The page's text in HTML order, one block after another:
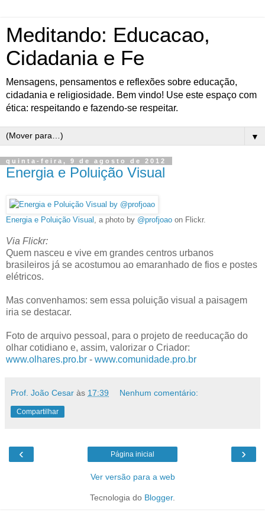
Meditando: Educacao,
Cidadania e Fe
Mensagens, pensamentos e reflexões sobre educação,
cidadania e religiosidade. Bem vindo! Use este espaço com
ética: respeitando e fazendo-se respeitar.
▼
quinta-feira, 9 de agosto de 2012
Energia e Poluição Visual
Energia e Poluição Visual , a photo by @profjoao on Flickr.
Via Flickr:
Quem nasceu e vive em grandes centros urbanos
brasileiros já se acostumou ao emaranhado de fios e postes
elétricos.
Mas convenhamos: sem essa poluição visual a paisagem
iria se destacar.
Foto de arquivo pessoal, para o projeto de reeducação do
olhar cotidiano e, assim, valorizar o Criador:
www.olhares.pro.br - www.comunidade.pro.br
Prof. João Cesar às 17:39 Nenhum comentário:
Compartilhar
‹ ›
Página inicial
Ver versão para a web
Tecnologia do Blogger.